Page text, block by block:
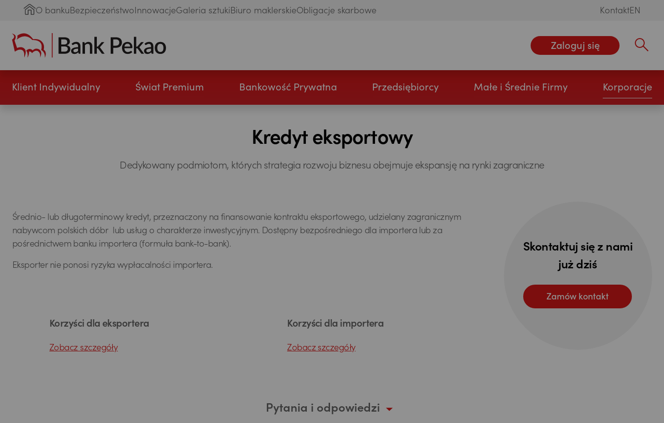
O bankuBezpieczeństwoInnowacjeGaleria sztukiBiuro maklerskieObligacje skarbowe KontaktEN
Zaloguj się Wpisz
Klient Indywidualny Świat Premium Bankowość Prywatna Przedsiębiorcy Małe i Średnie Firmy Korporacje
Kredyt eksportowy
Dedykowany podmiotom, których strategia rozwoju biznesu obejmuje ekspansję na rynki zagraniczne
Średnio- lub długoterminowy kredyt, przeznaczony na finansowanie kontraktu eksportowego, udzielany zagranicznym
nabywcom polskich dóbr lub usług o charakterze inwestycyjnym. Dostępny bezpośredniego dla importera lub za
pośrednictwem banku importera (formuła bank-to-bank).
Eksporter nie ponosi ryzyka wypłacalności importera.
Korzyści dla eksportera
Zobacz szczegóły
Korzyści dla importera
Zobacz szczegóły
Skontaktuj się z nami
już dziś
Zamów kontakt
Pytania i odpowiedzi